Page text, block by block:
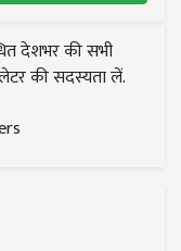
देशभर की सभी
की सदस्यता लें.